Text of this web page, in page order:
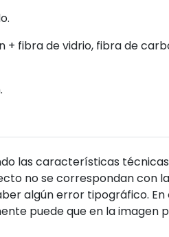
+ fibra de vidrio, fibra de
las características
no se correspondan con
algún error tipográfico.
puede que en la